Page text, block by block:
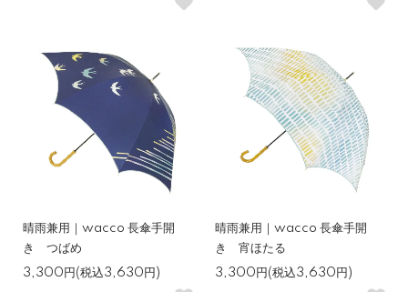
晴雨兼用｜wacco 長傘手開
き つばめ
3,300円(税込3,630円)
晴雨兼用｜wacco 長傘手開
き 宵ほたる
3,300円(税込3,630円)